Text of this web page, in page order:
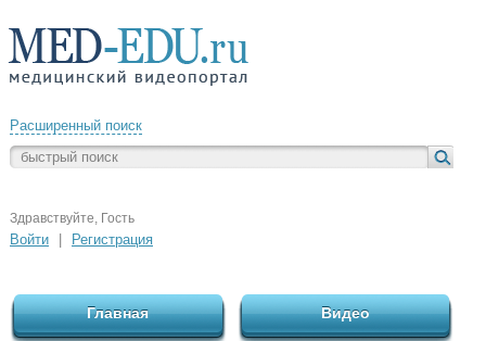
Расширенный поиск
Здравствуйте, Гость
Войти Регистрация
Главная Видео